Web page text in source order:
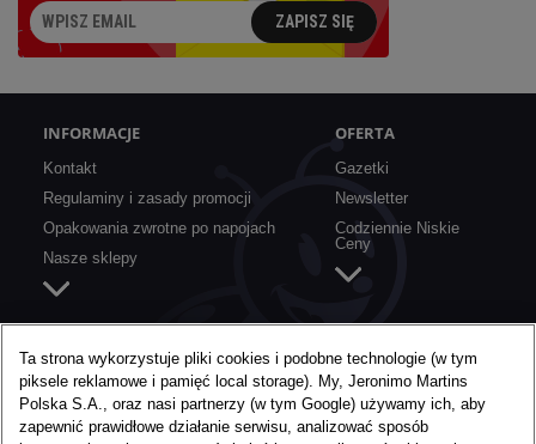
ZAPISZ SIĘ
INFORMACJE
Kontakt
Regulaminy i zasady promocji
Opakowania zwrotne po napojach
Nasze sklepy
OFERTA
Gazetki
Newsletter
Codziennie Niskie
Ceny
SZYBKIE LINKI
Aplikacja mobilna
Karta Moja Biedronka
O BIEDRONCE
O nas
Media
Ta strona wykorzystuje pliki cookies i podobne technologie (w tym
piksele reklamowe i pamięć local storage). My, Jeronimo Martins
Polska S.A., oraz nasi partnerzy (w tym Google) używamy ich, aby
zapewnić prawidłowe działanie serwisu, analizować sposób